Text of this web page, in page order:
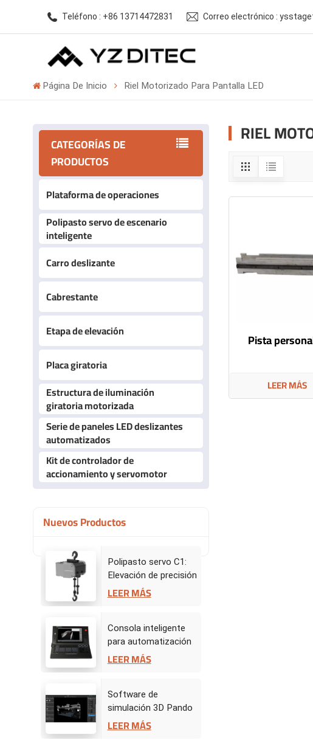
Teléfono : +86 13714472831 Correo electrónico :
Página De Inicio Riel Motorizado Para Pantalla LED
CATEGORÍAS DE
PRODUCTOS
Plataforma de operaciones
Polipasto servo de escenario
inteligente
Carro deslizante
Cabrestante
Etapa de elevación
Placa giratoria
Estructura de iluminación
giratoria motorizada
Serie de paneles LED deslizantes
automatizados
Kit de controlador de
accionamiento y servomotor
Nuevos Productos
Polipasto servo C1:
Elevación de precisión
para actuaciones
LEER MÁS
Consola inteligente
para automatización
de escenarios
LEER MÁS
Software de
simulación 3D Pando
- Centro de mando de
LEER MÁS
RIEL
Pista
LEER MÁS